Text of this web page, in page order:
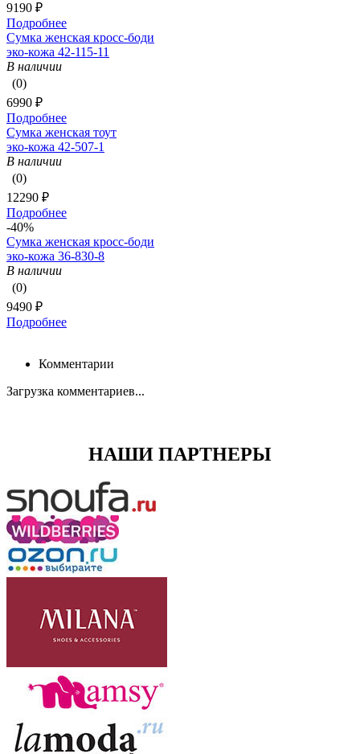
9190 ₽
Подробнее
Сумка женская кросс-боди
эко-кожа 42-115-11
В наличии
(0)
6990 ₽
Подробнее
Сумка женская тоут
эко-кожа 42-507-1
В наличии
(0)
12290 ₽
Подробнее
-40%
Сумка женская кросс-боди
эко-кожа 36-830-8
В наличии
(0)
9490 ₽
Подробнее
Комментарии
Загрузка комментариев...
НАШИ ПАРТНЕРЫ